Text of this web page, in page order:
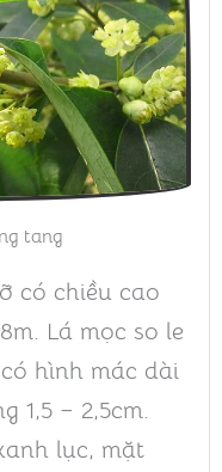
tang
có chiều cao
Lá mọc so le
hình mác dài
1,5 – 2,5cm.
lục, mặt